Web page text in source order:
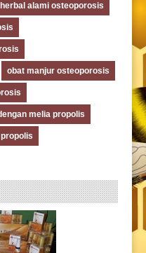
alami osteoporosis
obat manjur osteoporosis
melia propolis